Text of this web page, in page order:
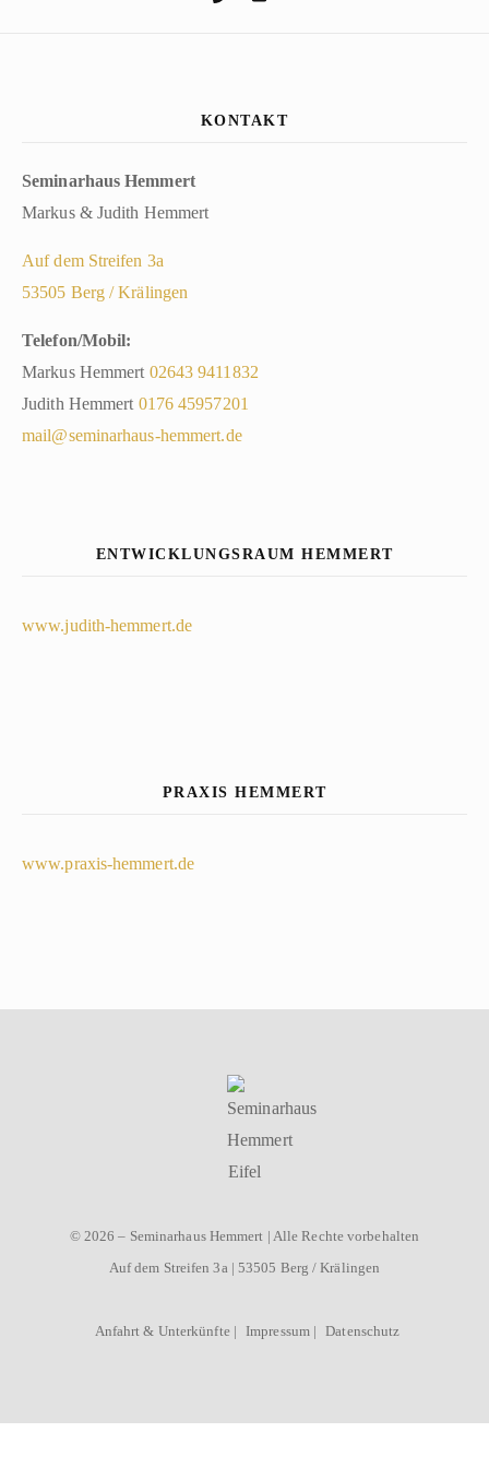
KONTAKT
Seminarhaus Hemmert
Markus & Judith Hemmert
Auf dem Streifen 3a
53505 Berg / Krälingen
Telefon/Mobil:
Markus Hemmert 02643 9411832
Judith Hemmert 0176 45957201
mail@seminarhaus-hemmert.de
ENTWICKLUNGSRAUM HEMMERT
www.judith-hemmert.de
PRAXIS HEMMERT
www.praxis-hemmert.de
© 2026 – Seminarhaus Hemmert | Alle Rechte vorbehalten
Auf dem Streifen 3a | 53505 Berg / Krälingen
Anfahrt & Unterkünfte | Impressum | Datenschutz